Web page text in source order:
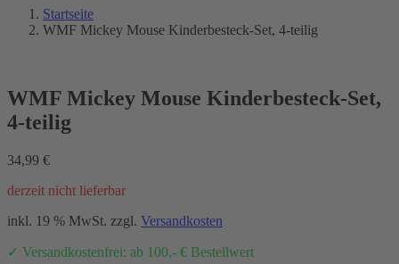
Startseite
WMF Mickey Mouse Kinderbesteck-Set, 4-teilig
WMF Mickey Mouse Kinderbesteck-Set,
4-teilig
34,99 €
derzeit nicht lieferbar
inkl. 19 % MwSt. zzgl. Versandkosten
✓ Versandkostenfrei: ab 100,- € Bestellwert